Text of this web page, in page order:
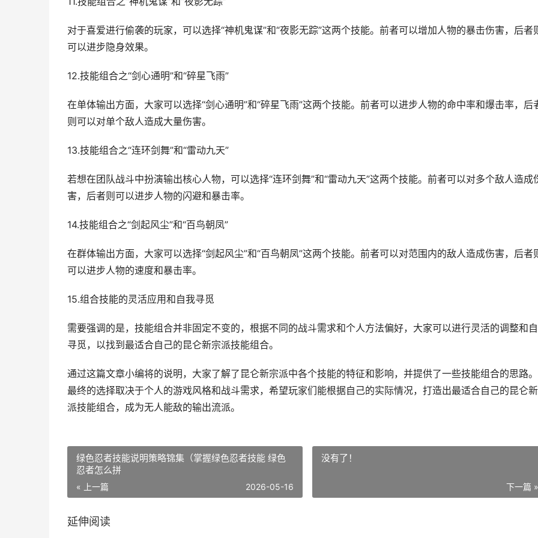
对于喜爱进行偷袭的玩家，可以选择“神机鬼谋”和“夜影无踪”这两个技能。前者可以增加人物的暴击伤害，后者
可以进步隐身效果。
12.技能组合之“剑心通明”和“碎星飞雨”
在单体输出方面，大家可以选择“剑心通明”和“碎星飞雨”这两个技能。前者可以进步人物的命中率和爆击率，后
则可以对单个敌人造成大量伤害。
13.技能组合之“连环剑舞”和“雷动九天”
若想在团队战斗中扮演输出核心人物，可以选择“连环剑舞”和“雷动九天”这两个技能。前者可以对多个敌人造成
害，后者则可以进步人物的闪避和暴击率。
14.技能组合之“剑起风尘”和“百鸟朝凤”
在群体输出方面，大家可以选择“剑起风尘”和“百鸟朝凤”这两个技能。前者可以对范围内的敌人造成伤害，后者
可以进步人物的速度和暴击率。
15.组合技能的灵活应用和自我寻觅
需要强调的是，技能组合并非固定不变的，根据不同的战斗需求和个人方法偏好，大家可以进行灵活的调整和
寻觅，以找到最适合自己的昆仑新宗派技能组合。
通过这篇文章小编将的说明，大家了解了昆仑新宗派中各个技能的特征和影响，并提供了一些技能组合的思路
最终的选择取决于个人的游戏风格和战斗需求，希望玩家们能根据自己的实际情况，打造出最适合自己的昆仑
派技能组合，成为无人能敌的输出流派。
绿色忍者技能说明策略锦集（掌握绿色忍者技能 绿色
忍者怎么拼
« 上一篇 2026-05-16
没有了！
下一篇 »
延伸阅读